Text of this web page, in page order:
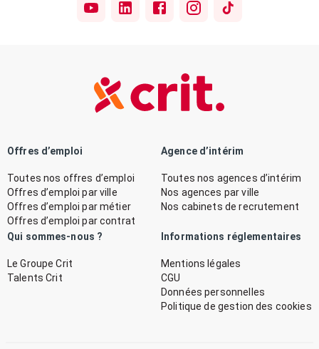
Offres d’emploi
Toutes nos offres d’emploi
Offres d’emploi par ville
Offres d’emploi par métier
Offres d’emploi par contrat
Agence d’intérim
Toutes nos agences d’intérim
Nos agences par ville
Nos cabinets de recrutement
Qui sommes-nous ?
Le Groupe Crit
Talents Crit
Informations réglementaires
Mentions légales
CGU
Données personnelles
Politique de gestion des cookies